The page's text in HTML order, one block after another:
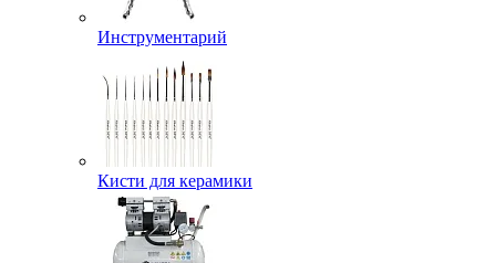
Инструментарий
Кисти для керамики